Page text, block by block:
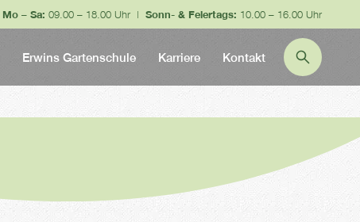
Mo – Sa: 09.00 – 18.00 Uhr | Sonn- & Feiertags: 10.00 – 16.00 Uhr
Erwins Gartenschule Karriere Kontakt